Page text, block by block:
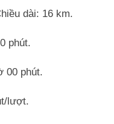
dài: 16 km.
phút.
00 phút.
lượt.